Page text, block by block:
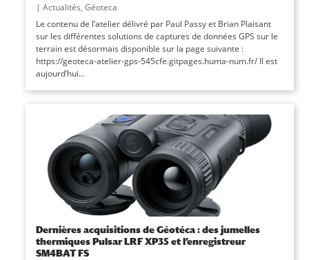
| Actualités, Géoteca
Le contenu de l’atelier délivré par Paul Passy et Brian Plaisant
sur les différentes solutions de captures de données GPS sur le
terrain est désormais disponible sur la page suivante :
https://geoteca-atelier-gps-545cfe.gitpages.huma-num.fr/ Il est
aujourd’hui...
Dernières acquisitions de Géotéca : des jumelles
thermiques Pulsar LRF XP35 et l’enregistreur
SM4BAT FS